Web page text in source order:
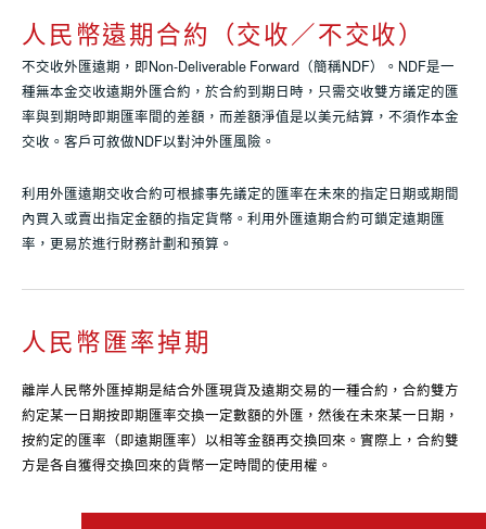
人民幣遠期合約（交收／不交收）
不交收外匯遠期，即Non-Deliverable Forward（簡稱NDF）。NDF是一
種無本金交收遠期外匯合約，於合約到期日時，只需交收雙方議定的匯
率與到期時即期匯率間的差額，而差額淨值是以美元結算，不須作本金
交收。客戶可敘做NDF以對沖外匯風險。
利用外匯遠期交收合約可根據事先議定的匯率在未來的指定日期或期間
內買入或賣出指定金額的指定貨幣。利用外匯遠期合約可鎖定遠期匯
率，更易於進行財務計劃和預算。
人民幣匯率掉期
離岸人民幣外匯掉期是結合外匯現貨及遠期交易的一種合約，合約雙方
約定某一日期按即期匯率交換一定數額的外匯，然後在未來某一日期，
按約定的匯率（即遠期匯率）以相等金額再交換回來。實際上，合約雙
方是各自獲得交換回來的貨幣一定時間的使用權。